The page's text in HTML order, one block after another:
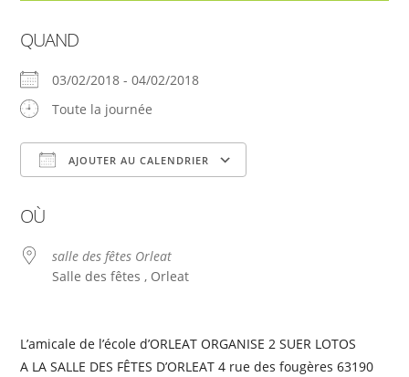
QUAND
03/02/2018 - 04/02/2018
Toute la journée
AJOUTER AU CALENDRIER
OÙ
salle des fêtes Orleat
Salle des fêtes , Orleat
L’amicale de l’école d’ORLEAT ORGANISE 2 SUER LOTOS
A LA SALLE DES FÊTES D’ORLEAT 4 rue des fougères 63190